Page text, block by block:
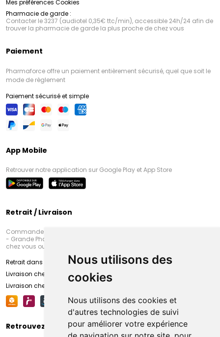
Nous utilisons des
cookies
Nous utilisons des cookies et
d'autres technologies de suivi
pour améliorer votre expérience
Mes préférences Cookies
Pharmacie de garde :
Contacter le 3237 (audiotel 0,35€ ttc/min), accessible 24h/24 afin de
trouver la pharmacie de garde la plus proche de chez vous
Paiement
Pharmaforce offre un paiement entièrement sécurisé, quel que soit le
mode de règlement
Paiement sécurisé et simple
App Mobile
Retrouver notre application sur Google Play et App Store
Retrait / Livraison
Commandez en ligne et venez chercher votre commande à Amiens
- Grande Pharmacie d’Amiens (Fachon) ou recevez-là rapidement
chez vous ou en point retrait
Retrait dans la pharmacie d’Amiens
Livraison chez vous
Livraison chez votre commerçant
Retrouvez-nous sur vos réseaux sociaux